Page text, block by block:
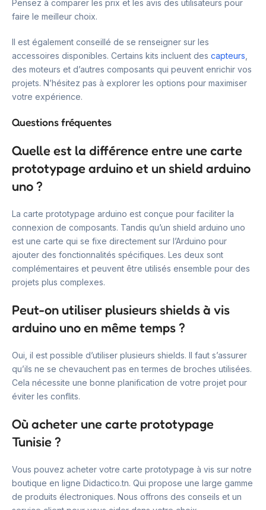
Pensez à comparer les prix et les avis des utilisateurs pour
faire le meilleur choix.
Il est également conseillé de se renseigner sur les
accessoires disponibles. Certains kits incluent des capteurs
des moteurs et d’autres composants qui peuvent enrichir vos
projets. N’hésitez pas à explorer les options pour maximiser
votre expérience.
Questions fréquentes
Quelle est la différence entre une carte
prototypage arduino et un shield arduino
uno ?
La carte prototypage arduino est conçue pour faciliter la
connexion de composants. Tandis qu’un shield arduino uno
est une carte qui se fixe directement sur l’Arduino pour
ajouter des fonctionnalités spécifiques. Les deux sont
complémentaires et peuvent être utilisés ensemble pour des
projets plus complexes.
Peut-on utiliser plusieurs shields à vis
arduino uno en même temps ?
Oui, il est possible d’utiliser plusieurs shields. Il faut s’assurer
qu’ils ne se chevauchent pas en termes de broches utilisées.
Cela nécessite une bonne planification de votre projet pour
éviter les conflits.
Où acheter une carte prototypage
Tunisie ?
Vous pouvez acheter votre carte prototypage à vis sur notre
boutique en ligne Didactico.tn. Qui propose une large gamme
de produits électroniques. Nous offrons des conseils et un